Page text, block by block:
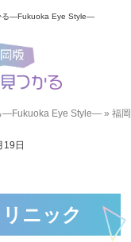
る―Fukuoka Eye Style―
―Fukuoka Eye Style― » 福
19日
ニック